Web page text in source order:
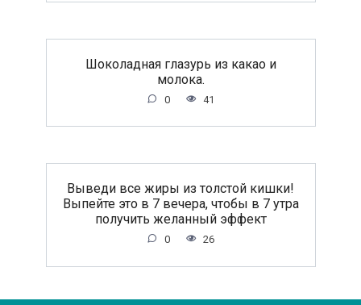
Шоколадная глазурь из какао и
молока.
0 41
Выведи все жиры из толстой кишки!
Выпейте это в 7 вечера, чтобы в 7 утра
получить желанный эффект
0 26